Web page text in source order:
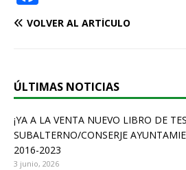
a
b
o
o
k
VOLVER AL ARTÍCULO
ÚLTIMAS NOTICIAS
¡YA A LA VENTA NUEVO LIBRO DE
SUBALTERNO/CONSERJE
2016-2023
3 junio, 2026